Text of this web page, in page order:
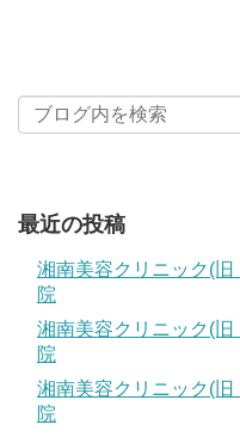
最近の投稿
湘南美容クリニック(
院
湘南美容クリニック(
院
湘南美容クリニック(
院